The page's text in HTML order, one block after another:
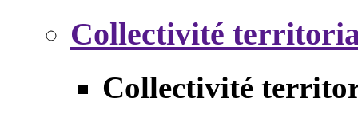
Collectivité
Collectivité